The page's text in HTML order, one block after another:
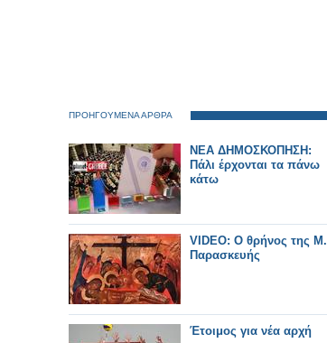
ΠΡΟΗΓΟΥΜΕΝΑ ΑΡΘΡΑ
ΝΕΑ ΔΗΜΟΣΚΟΠΗΣΗ:
Πάλι έρχονται τα πάνω
κάτω
VIDEO: Ο θρήνος της Μ.
Παρασκευής
Έτοιμος για νέα αρχή